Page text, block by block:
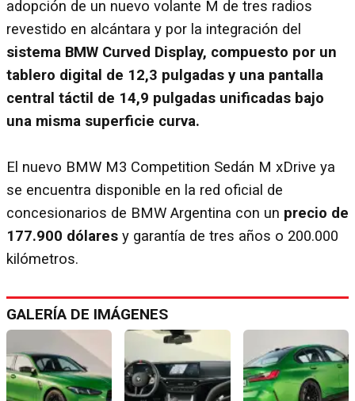
adopción de un nuevo volante M de tres radios
revestido en alcántara y por la integración del
sistema BMW Curved Display, compuesto por un
tablero digital de 12,3 pulgadas y una pantalla
central táctil de 14,9 pulgadas unificadas bajo
una misma superficie curva.
El nuevo BMW M3 Competition Sedán M xDrive ya
se encuentra disponible en la red oficial de
concesionarios de BMW Argentina con un precio de
177.900 dólares y garantía de tres años o 200.000
kilómetros.
GALERÍA DE IMÁGENES